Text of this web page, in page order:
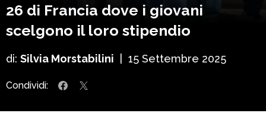
26 di Francia dove i giovani
scelgono il loro stipendio
di: Silvia Morstabilini 15 Settembre 2025
Condividi: